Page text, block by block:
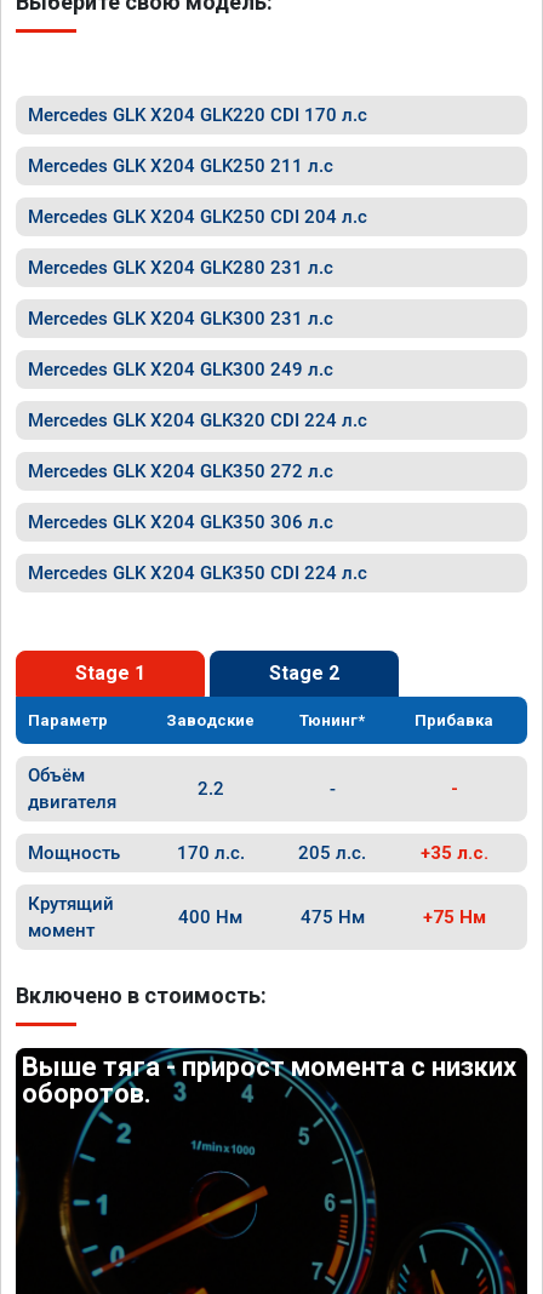
Mercedes GLK X204 GLK220 CDI 170 л.с
Mercedes GLK X204 GLK250 211 л.с
Mercedes GLK X204 GLK250 CDI 204 л.с
Mercedes GLK X204 GLK280 231 л.с
Mercedes GLK X204 GLK300 231 л.с
Mercedes GLK X204 GLK300 249 л.с
Mercedes GLK X204 GLK320 CDI 224 л.с
Mercedes GLK X204 GLK350 272 л.с
Mercedes GLK X204 GLK350 306 л.с
Mercedes GLK X204 GLK350 CDI 224 л.с
Stage 1 Stage 2
Параметр Заводские Тюнинг* Прибавка
Объём
двигателя
2.2 - -
Мощность 170 л.с. 205 л.с. +35 л.с.
Крутящий
момент
400 Нм 475 Нм +75 Нм
Включено в стоимость:
Выше тяга - прирост момента с низких
оборотов.